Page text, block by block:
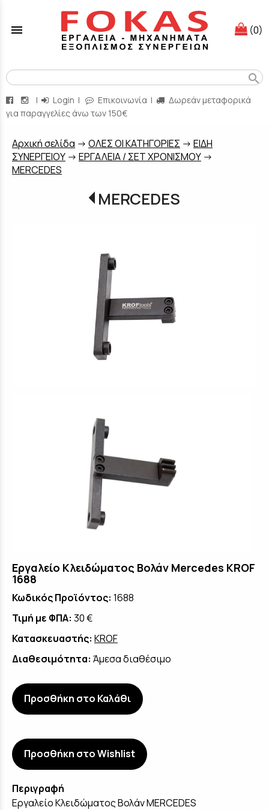
menu (0)
search
| Login | Επικοινωνία |
Δωρεάν μεταφορικά
για παραγγελίες άνω των 150€
Aρχική σελίδα -> ΟΛΕΣ ΟΙ ΚΑΤΗΓΟΡΙΕΣ -> ΕΙΔΗ
ΣΥΝΕΡΓΕΙΟΥ -> ΕΡΓΑΛΕΙΑ / ΣΕΤ ΧΡΟΝΙΣΜΟΥ ->
MERCEDES
MERCEDES
Εργαλείο Κλειδώματος Βολάν Mercedes KROF
1688
Κωδικός Προϊόντος: 1688
Τιμή με ΦΠΑ: 30 €
Κατασκευαστής: KROF
Διαθεσιμότητα: Άμεσα διαθέσιμο
Προσθήκη στο Καλάθι
Προσθήκη στο Wishlist
Περιγραφή
Εργαλείο Κλειδώματος Βολάν MERCEDES